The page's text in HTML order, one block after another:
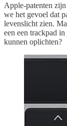
Apple-patenten
we het gevoel dat
levenslicht zien.
een een trackpad
kunnen oplichten?